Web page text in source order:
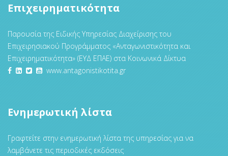
Επιχειρηματικότητα
Παρουσία της Ειδικής Υπηρεσίας Διαχείρισης του
Επιχειρησιακού Προγράμματος «Ανταγωνιστικότητα και
Επιχειρηματικότητα» (ΕΥΔ ΕΠΑΕ) στα Κοινωνικά Δίκτυα
www.antagonistikotita.gr
Ενημερωτική λίστα
Γραφτείτε στην ενημερωτική λίστα της υπηρεσίας για να
λαμβάνετε τις περιοδικές εκδόσεις